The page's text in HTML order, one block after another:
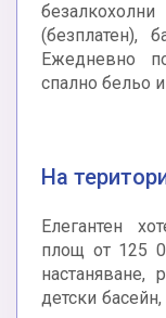
(безплатен),
Ежедневно
спално бельо
На
Елегантен
площ от 125
настаняване,
детски